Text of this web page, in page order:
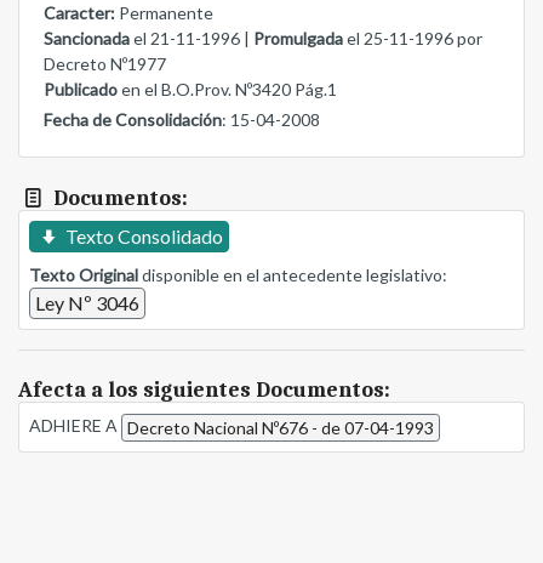
Caracter: Permanente
Sancionadael 21-11-1996 | Promulgadael 25-11-1996 por
Decreto Nº1977
Publicadoen el B.O.Prov. Nº3420 Pág.1
Fecha de Consolidación: 15-04-2008
Documentos:
Texto Consolidado
Texto Originaldisponible en el antecedente legislativo:
Ley Nº 3046
Afecta a los siguientes Documentos:
ADHIERE A Decreto Nacional Nº676 - de 07-04-1993